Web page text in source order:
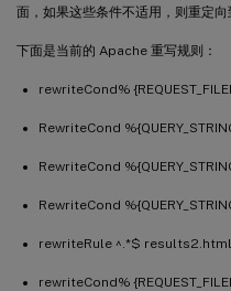
面，如果这些条件不适用，则重定向
下面是当前的 Apache 重写规则：
rewriteCond%
RewriteCond
RewriteCond
RewriteCond
rewriteRule ^.*$ results2.html
rewriteCond%